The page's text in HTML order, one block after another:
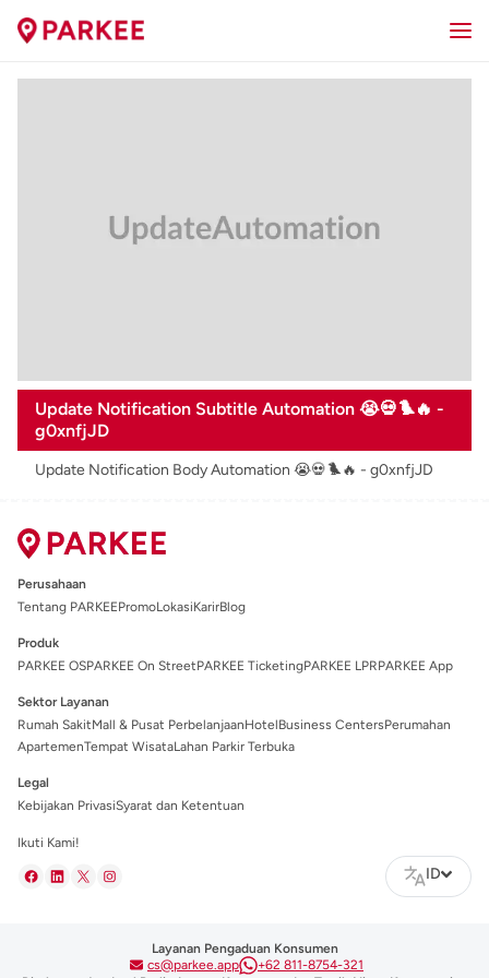
Update Notification Subtitle Automation 😭💀🐦‍🔥 -
g0xnfjJD
Update Notification Body Automation 😭💀🐦‍🔥 - g0xnfjJD
Perusahaan
Tentang PARKEEPromoLokasiKarirBlog
Produk
PARKEE OSPARKEE On StreetPARKEE TicketingPARKEE LPRPARKEE App
Sektor Layanan
Rumah SakitMall & Pusat PerbelanjaanHotelBusiness CentersPerumahan
ApartemenTempat WisataLahan Parkir Terbuka
Legal
Kebijakan PrivasiSyarat dan Ketentuan
Ikuti Kami!
ID
Layanan Pengaduan Konsumen
cs@parkee.app
+62 811-8754-321